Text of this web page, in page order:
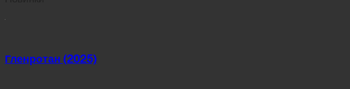
Гленротан (2025)